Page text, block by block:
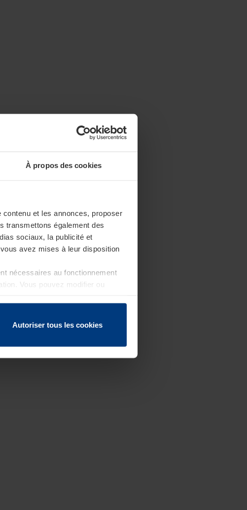
À propos des cookies
et les annonces, proposer
transmettons également des
sociaux, la publicité et
avez mises à leur disposition
nécessaires au fonctionnement
Vous pouvez modifier ou
Autoriser tous les cookies